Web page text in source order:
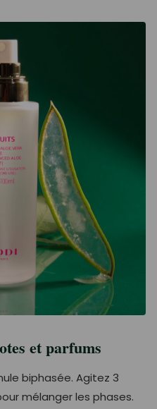
et parfums
biphasée. Agitez 3
mélanger les phases.